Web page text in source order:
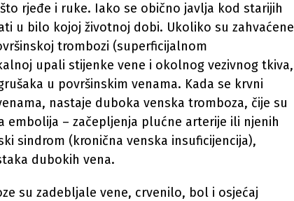
rjeđe i ruke. Iako se obično javlja kod starijih
u bilo kojoj životnoj dobi. Ukoliko su zahvaćene
trombozi (superficijalnom
upali stijenke vene i okolnog vezivnog tkiva,
u površinskim venama. Kada se krvni
nastaje duboka venska tromboza, čije su
embolija – začepljenja plućne arterije ili njenih
sindrom (kronična venska insuficijencija),
dubokih vena.
su zadebljale vene, crvenilo, bol i osjećaj